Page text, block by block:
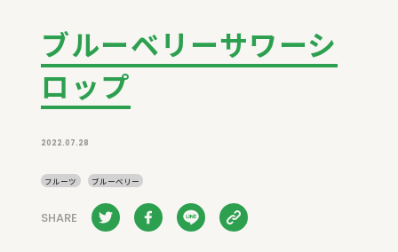
ブルーベリーサワーシ
ロップ
2022.07.28
フルーツ ブルーベリー
SHARE